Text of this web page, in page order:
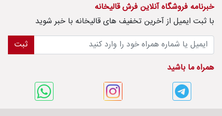
خبرنامه فروشگاه آنلاین فرش قالیخانه
با ثبت ايميل از آخرین تخفیف های قالیخانه با خبر شوید
ثبت
همراه ما باشید